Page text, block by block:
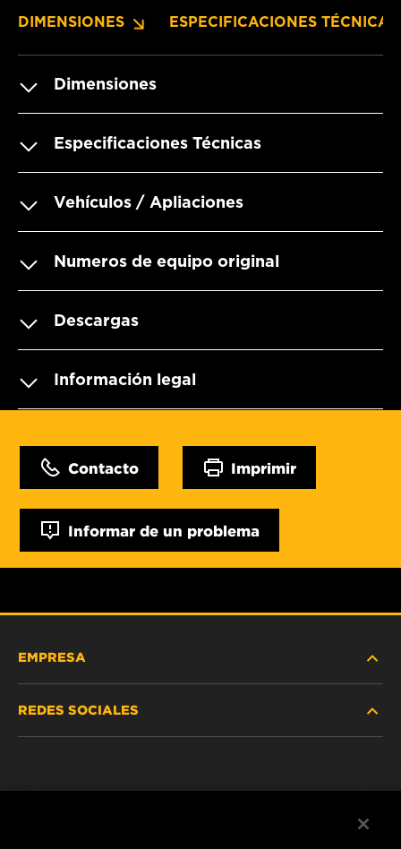
DIMENSIONES ESPECIFICACIONES TÉCNICAS
Dimensiones
Especificaciones Técnicas
Vehículos / Apliaciones
Numeros de equipo original
Descargas
Información legal
Contacto Imprimir
Informar de un problema
EMPRESA
REDES SOCIALES